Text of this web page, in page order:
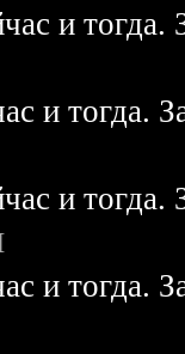
и
и тогда.
и
и тогда.